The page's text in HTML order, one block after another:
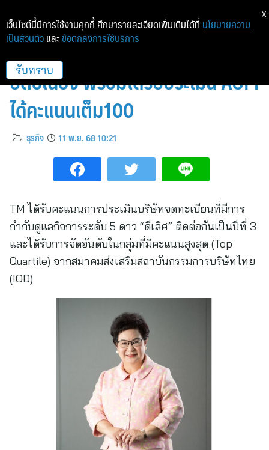
TM ปลื้มคว้ารางวัล CGR 5 ดาว 3
ปีต่อเนื่อง พร้อมได้รับประเมิน AGM
ได้คะแนนเต็ม100
ธุรกิจ 11 พ.ย. 68 10:21
TM ได้รับคะแนนการประเมินบริษัทจดทะเบียนที่มีการ
กำกับดูแลกิจการระดับ 5 ดาว “ดีเลิศ” ติดต่อกันเป็นปีที่ 3
และได้รับการจัดอันดับในกลุ่มที่มีคะแนนสูงสุด (Top
Quartile) จากสมาคมส่งเสริมสถาบันกรรมการบริษัทไทย
(IOD)
เว็บไซต์นี้มีการใช้งานคุกกี้ ศึกษารายละเอียดเพิ่มเติมได้ที่ นโยบายความ
เป็นส่วนตัว และ ข้อตกลงการใช้บริการ
รับทราบ
X